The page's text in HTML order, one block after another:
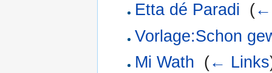
Etta dé Paradi (←
Vorlage:Schon
Mi Wath (← Links